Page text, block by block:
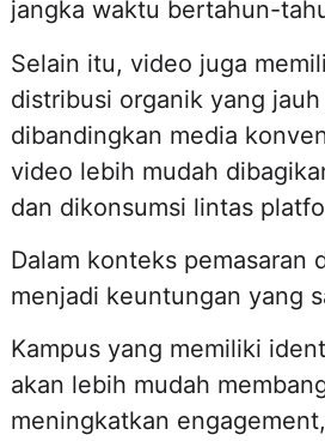
jangka waktu bertahun-
Selain itu, video juga
distribusi organik yang
dibandingkan media
video lebih mudah
dan dikonsumsi lintas
Dalam konteks pemasaran
menjadi keuntungan yang
Kampus yang memiliki
akan lebih mudah
meningkatkan